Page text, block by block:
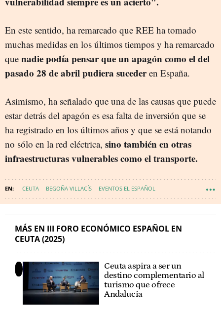
En este sentido, ha remarcado que REE ha tomado
muchas medidas en los últimos tiempos y ha remarcado
que nadie podía pensar que un apagón como el del
pasado 28 de abril pudiera sucederen España.
Asimismo, ha señalado que una de las causas que puede
estar detrás del apagón es esa falta de inversión que se
ha registrado en los últimos años y que se está notando
no sólo en la red eléctrica, sino también en otras
infraestructuras vulnerables como el transporte.
CEUTA BEGOÑA VILLACÍS EVENTOS EL ESPAÑOL
ALMACENAMIENTO DE DATOS
MÁS EN III FORO ECONÓMICO ESPAÑOL EN
CEUTA (2025)
Ceuta aspira a ser un
destino complementario al
turismo que ofrece
Andalucía